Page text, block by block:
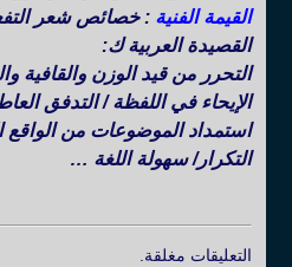
القيمة الفنية : خصائص شعر
القصيدة العربية ك:
التحرر من قيد الوزن والقافية
الإيحاء في اللفظة / التدفق
استمداد الموضوعات من الواقع
التكرار/ سهولة اللغة …
التعليقات مغلقة.